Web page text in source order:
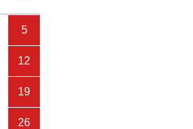
5
12
19
26